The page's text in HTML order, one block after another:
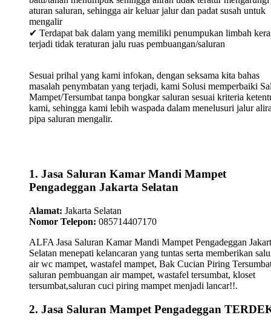
aturan saluran, sehingga air keluar jalur dan padat susah untuk
mengalir
✔ Terdapat bak dalam yang memiliki penumpukan limbah
terjadi tidak teraturan jalu ruas pembuangan/saluran
Sesuai prihal yang kami infokan, dengan seksama kita bahas
masalah penymbatan yang terjadi, kami Solusi memperbaiki
Mampet/Tersumbat tanpa bongkar saluran sesuai kriteria
kami, sehingga kami lebih waspada dalam menelusuri jalur
pipa saluran mengalir.
1. Jasa Saluran Kamar Mandi Mampet
Pengadeggan Jakarta Selatan
Alamat: Jakarta Selatan
Nomor Telepon: 085714407170
ALFA Jasa Saluran Kamar Mandi Mampet Pengadeggan
Selatan menepati kelancaran yang tuntas serta memberikan
air wc mampet, wastafel mampet, Bak Cucian Piring
saluran pembuangan air mampet, wastafel tersumbat, kloset
tersumbat,saluran cuci piring mampet menjadi lancar!!.
2. Jasa Saluran Mampet Pengadeggan